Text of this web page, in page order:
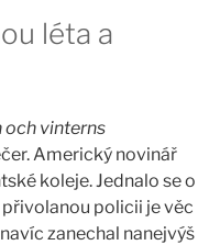
léta a
och vinterns
Americký novinář
koleje. Jednalo se o
policii je věc
zanechal nanejvýš